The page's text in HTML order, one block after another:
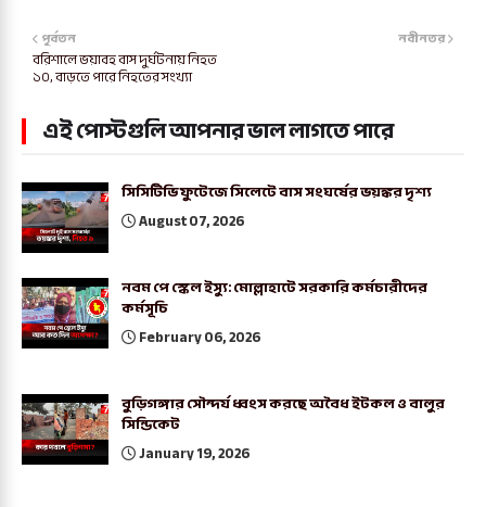
নবীনতর
পূর্বতন
বরিশালে ভয়াবহ বাস দুর্ঘটনায় নিহত
১০, বাড়তে পারে নিহতের সংখ্যা
এই পোস্টগুলি আপনার ভাল লাগতে পারে
সিসিটিভি ফুটেজে সিলেটে বাস সংঘর্ষের ভয়ঙ্কর দৃশ্য
August 07, 2026
নবম পে স্কেল ইস্যু: মোল্লাহাটে সরকারি কর্মচারীদের
কর্মসূচি
February 06, 2026
বুড়িগঙ্গার সৌন্দর্য ধ্বংস করছে অবৈধ ইটকল ও বালুর
সিন্ডিকেট
January 19, 2026